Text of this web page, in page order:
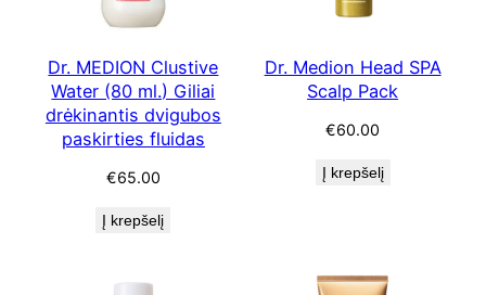
Dr. MEDION Clustive
Water (80 ml.) Giliai
drėkinantis dvigubos
paskirties fluidas
€65.00
Į krepšelį
Dr. Medion Head SPA
Scalp Pack
€60.00
Į krepšelį